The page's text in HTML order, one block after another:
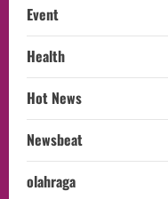
Event
Health
Hot News
Newsbeat
olahraga